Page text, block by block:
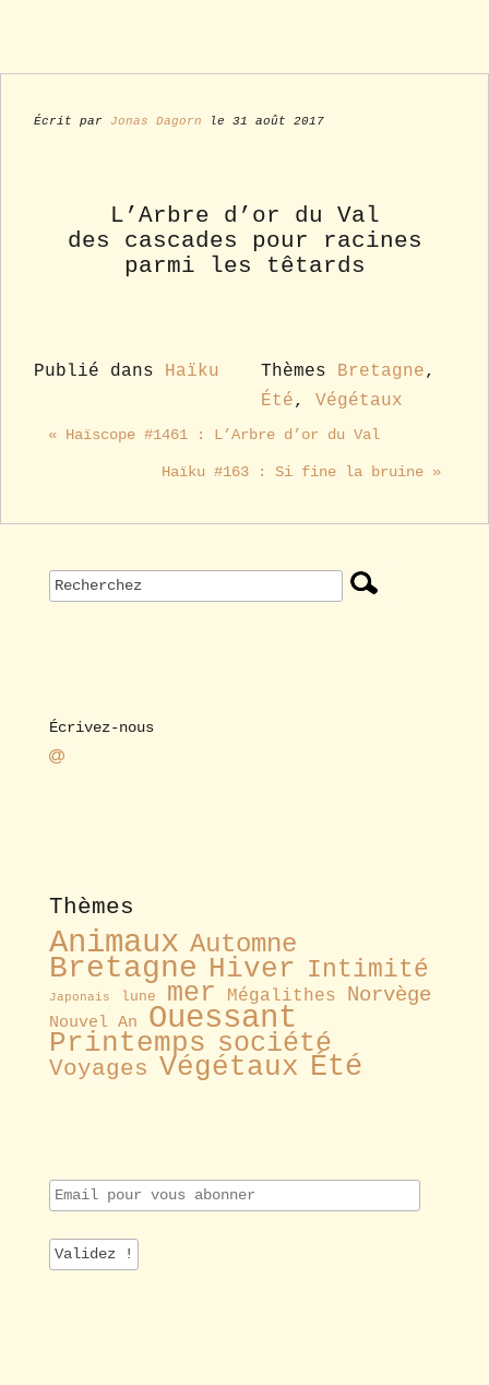
Écrit par Jonas Dagorn le 31 août 2017
L’Arbre d’or du Val
des cascades pour racines
parmi les têtards
Publié dans Haïku Thèmes Bretagne,
Été, Végétaux
« Haïscope #1461 : L’Arbre d’or du Val
Haïku #163 : Si fine la bruine »
Écrivez-nous
Thèmes
Animaux Automne
Bretagne Hiver Intimité
Japonais lune mer Mégalithes Norvège
Nouvel An Ouessant
Printemps société
Voyages Végétaux Été
E
m
i
l